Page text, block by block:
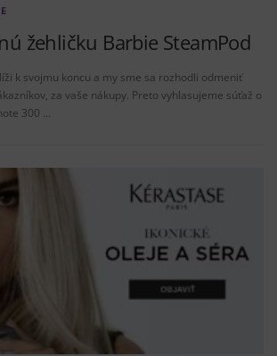
žehličku Barbie SteamPod
k svojmu koncu a my sme sa rozhodli odmeniť
za vaše nákupy. Preto vyhlasujeme súťaž o
300 …